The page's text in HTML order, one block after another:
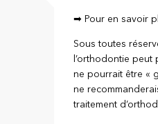
➡ Pour en savoir
Sous toutes
l’orthodontie peut
ne pourrait être «
ne
traitement